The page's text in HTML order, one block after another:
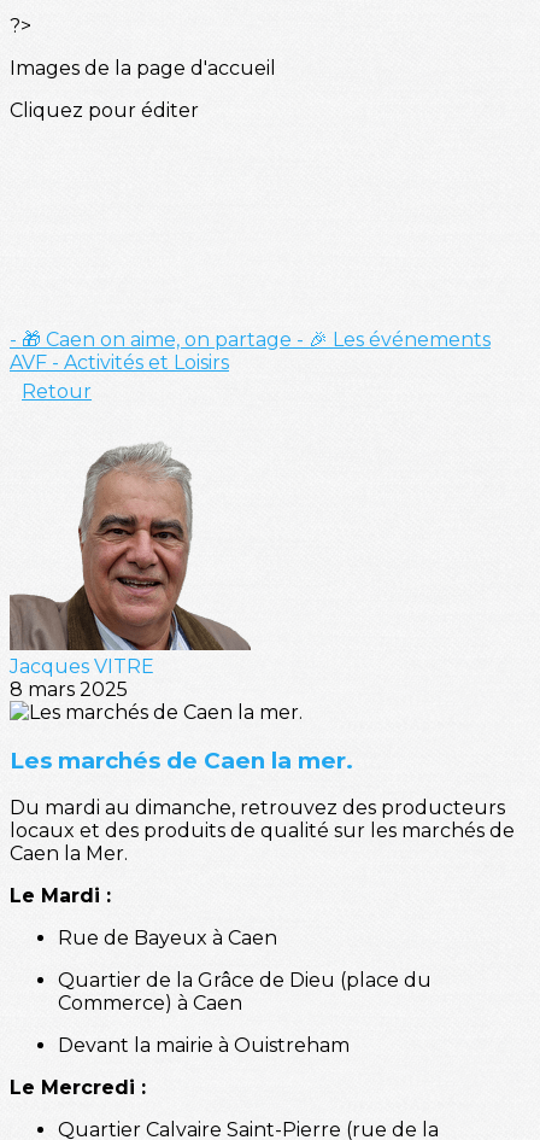
?>
Images de la page d'accueil
Cliquez pour éditer
- 🎁 Caen on aime, on partage - 🎉 Les événements
AVF - Activités et Loisirs
Retour
Jacques VITRE
8 mars 2025
Les marchés de Caen la mer.
Du mardi au dimanche, retrouvez des producteurs
locaux et des produits de qualité sur les marchés de
Caen la Mer.
Le Mardi :
Rue de Bayeux à Caen
Quartier de la Grâce de Dieu (place du
Commerce) à Caen
Devant la mairie à Ouistreham
Le Mercredi :
Quartier Calvaire Saint-Pierre (rue de la